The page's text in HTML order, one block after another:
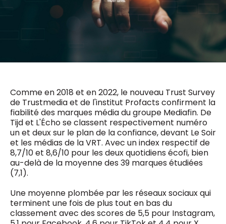
Comme en 2018 et en 2022, le nouveau Trust Survey
de Trustmedia et de l'institut Profacts confirment la
fiabilité des marques média du groupe Mediafin. De
Tijd et L'Écho se classent respectivement numéro
un et deux sur le plan de la confiance, devant Le Soir
et les médias de la VRT. Avec un index respectif de
8,7/10 et 8,6/10 pour les deux quotidiens écofi, bien
au-delà de la moyenne des 39 marques étudiées
(7,1).
Une moyenne plombée par les réseaux sociaux qui
terminent une fois de plus tout en bas du
classement avec des scores de 5,5 pour Instagram,
0498 88 64 89
f.bouchar@mm.be
0475 97 12 57
Chief Editor
Damien Lemaire
0477 37 31 65
d.lemaire@mm.be
5 x week
MM e - News
1 x week
MM Brunch
1 x week
MM Tech
10 x year
MM Best of
Research
10 x year
MM Blue
4 x year
MM Magazine
(digital)
Des questions ?